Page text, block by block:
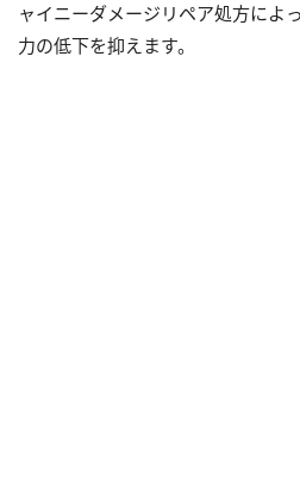
ャイニーダメージリペア処方によ
力の低下を抑えます。